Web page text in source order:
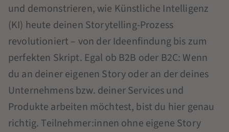
und demonstrieren, wie Künstliche Intelligenz
(KI) heute deinen Storytelling-Prozess
revolutioniert – von der Ideenfindung bis zum
perfekten Skript. Egal ob B2B oder B2C: Wenn
du an deiner eigenen Story oder an der deines
Unternehmens bzw. deiner Services und
Produkte arbeiten möchtest, bist du hier genau
richtig. Teilnehmer:innen ohne eigene Story